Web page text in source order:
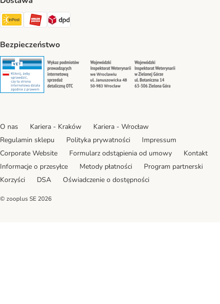
Paczkomat® Shipping Method
ORLEN Paczka Shipping Method
Bezpieczeństwo
Security Security Security
O nas Kariera - Kraków
Kariera - Wrocław
Regulamin sklepu
Polityka prywatności
Impressum
Corporate Website
Formularz odstąpienia od umowy
Kontakt
Informacje o przesyłce
Metody płatności
Program partnerski
Korzyści
DSA Oświadczenie o dostępności
© zooplus SE 2026